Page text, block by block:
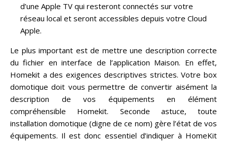
d’une Apple TV qui resteront connectés sur votre
réseau local et seront accessibles depuis votre Cloud
Apple.
Le plus important est de mettre une description correcte
du fichier en interface de l’application Maison. En effet,
Homekit a des exigences descriptives strictes. Votre box
domotique doit vous permettre de convertir aisément la
description de vos équipements en élément
compréhensible Homekit. Seconde astuce, toute
installation domotique (digne de ce nom) gère l’état de vos
équipements. Il est donc essentiel d’indiquer à HomeKit